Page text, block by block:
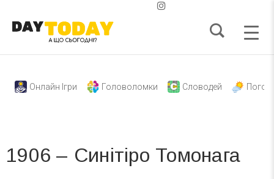
Онлайн Ігри Головоломки Словодей
1906 – Синітіро Томонага